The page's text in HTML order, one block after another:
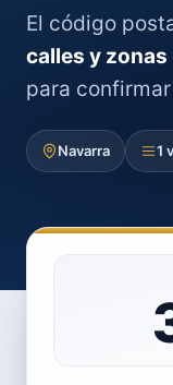
El código
calles y zonas
para
Navarra 1